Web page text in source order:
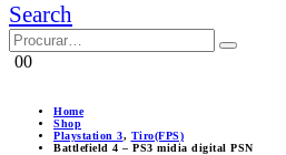
Search
00
Home
Shop
Playstation 3, Tiro(FPS)
Battlefield 4 – PS3 midia digital PSN